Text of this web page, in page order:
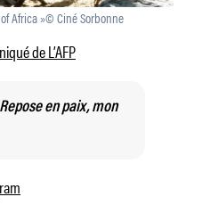
Africa »© Ciné Sorbonne
de L’AFP
en paix, mon